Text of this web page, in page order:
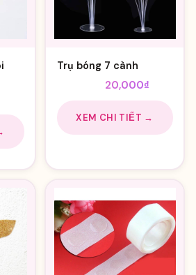
Trụ bóng 7 cành
Giá
gốc
là:
28,000₫.
20,000₫
hiện
tại
là:
XEM CHI TIẾT →